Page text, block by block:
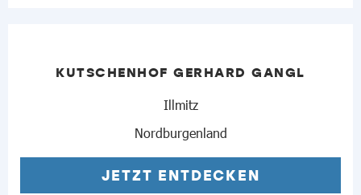
KUTSCHENHOF GERHARD GANGL
Illmitz
Nordburgenland
JETZT ENTDECKEN